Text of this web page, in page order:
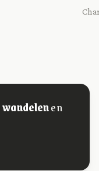
wandelenen